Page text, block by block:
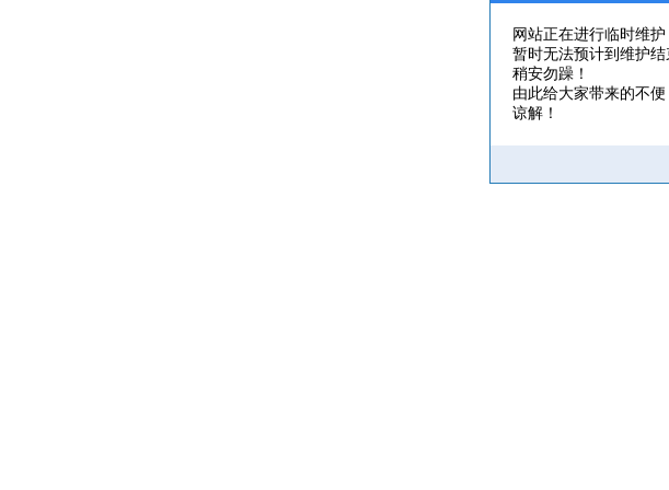
网站正在进行临时维护
暂时无法预计到维护
稍安勿躁！
由此给大家带来的不
谅解！